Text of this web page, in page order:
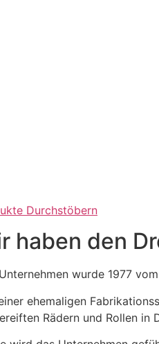
Durchstöbern
haben den
wurde 1977
ehemaligen
Rädern und Rollen in